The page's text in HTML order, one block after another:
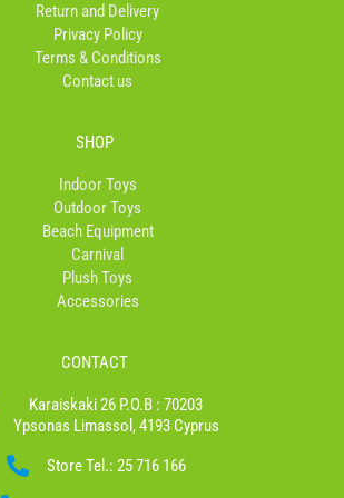
f
Return and Delivery
Privacy Policy
Terms & Conditions
Contact us
SHOP
Indoor Toys
Outdoor Toys
Beach Equipment
Carnival
Plush Toys
Accessories
CONTACT
Karaiskaki 26 P.O.B : 70203
Ypsonas Limassol, 4193 Cyprus
Store Tel.: 25 716 166